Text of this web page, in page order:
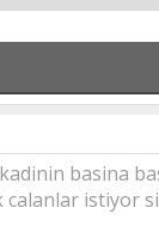
basina
istiyor